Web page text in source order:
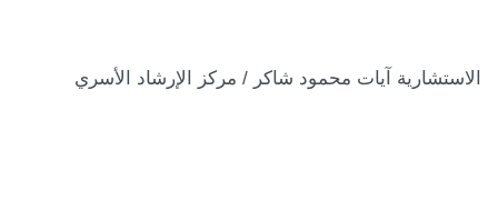
الاستشارية آيات محمود شاكر / مركز الإرشاد الأسري